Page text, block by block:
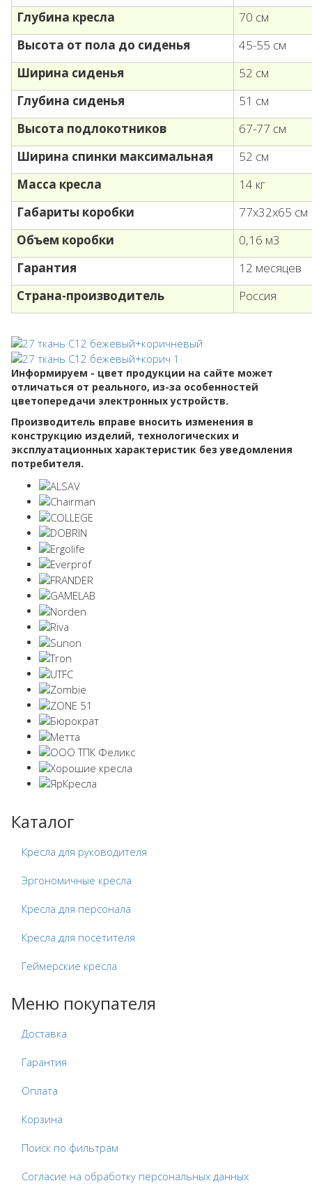
Глубина кресла
70 см
Высота от пола до сиденья
45-55 см
Ширина сиденья
52 см
Глубина сиденья
51 см
Высота подлокотников
67-77 см
Ширина спинки максимальная
52 см
Масса кресла
14 кг
Габариты коробки
77х32х65 см
Объем коробки
0,16 м3
Гарантия
12 месяцев
Страна-производитель
Россия
Информируем - цвет продукции на сайте может
отличаться от реального, из-за особенностей
цветопередачи электронных устройств.
Производитель вправе вносить изменения в
конструкцию изделий, технологических и
эксплуатационных характеристик без уведомления
потребителя.
Каталог
Кресла для руководителя
Эргономичные кресла
Кресла для персонала
Кресла для посетителя
Геймерские кресла
Меню покупателя
Доставка
Гарантия
Оплата
Корзина
Поиск по фильтрам
Согласие на обработку персональных данных